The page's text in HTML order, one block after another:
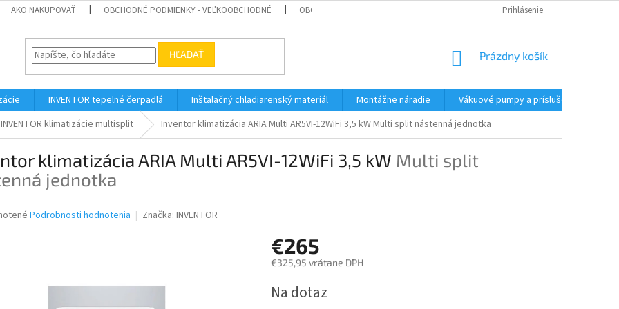
AKO NAKUPOVAŤ OBCHODNÉ PODMIENKY - VEĽKOOBCHODNÉ OBCHODNÉ PODMIENKY - MALOOBCHODNÉ PODMIENKY OCHRANY
Prihlásenie
HĽADAŤ
NÁKUPNÝ
Prázdny košík
INVENTOR tepelné čerpadlá Inštalačný chladiarenský materiál Montážne náradie Vákuové pumpy a príslušenstvo
INVENTOR klimatizácie multisplit Inventor klimatizácia ARIA Multi AR5VI-12WiFi 3,5 kWMulti split nástenná jednotka
klimatizácia ARIA Multi AR5VI-12WiFi 3,5 kW Multi split
jednotka
Podrobnosti hodnotenia Značka: INVENTOR
€265
€325,95 vrátane DPH
cena:
Na dotaz